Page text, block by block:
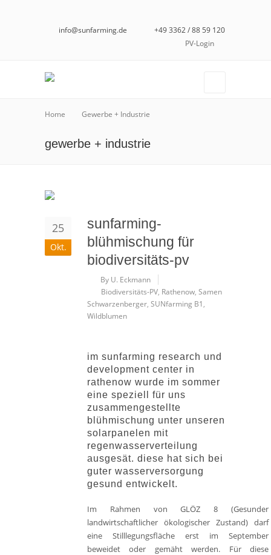
info@sunfarming.de
+49 3362 / 88 59 120
PV-Login
Home Gewerbe + Industrie
gewerbe + industrie
25
Okt.
sunfarming-
blühmischung für
biodiversitäts-pv
By U. Eckmann
Biodiversitäts-PV, Rathenow, Samen
Schwarzenberger, SUNfarming B1 ,
Wildblumen
im sunfarming research und
development center in
rathenow wurde im sommer
eine speziell für uns
zusammengestellte
blühmischung unter unseren
solarpanelen mit
regenwasserverteilung
ausgesät. diese hat sich bei
guter wasserversorgung
gesund entwickelt.
Im Rahmen von GLÖZ 8 (Gesunder
landwirtschaftlicher ökologischer Zustand) darf
eine Stilllegungsfläche erst im September
beweidet oder gemäht werden. Für diese